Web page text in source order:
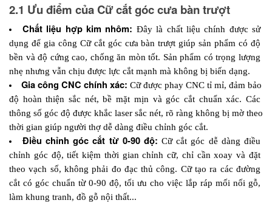
2.1 Ưu điểm của Cữ cắt góc cưa bàn trượt
Chất liệu hợp kim nhôm: Đây là chất liệu chính được sử
dụng để gia công Cữ cắt góc cưa bàn trượt giúp sản phẩm có độ
bền và độ cứng cao, chống ăn mòn tốt. Sản phẩm có trọng lượng
nhẹ nhưng vẫn chịu được lực cắt mạnh mà không bị biến dạng.
Gia công CNC chính xác: Cữ được phay CNC tỉ mỉ, đảm bảo
độ hoàn thiện sắc nét, bề mặt mịn và góc cắt chuẩn xác. Các
thông số góc độ được khắc laser sắc nét, rõ ràng không bị mờ theo
thời gian giúp người thợ dễ dàng điều chỉnh góc cắt.
Điều chỉnh góc cắt từ 0-90 độ: Cữ cắt góc dễ dàng điều
chỉnh góc độ, tiết kiệm thời gian chỉnh cữ, chỉ cần xoay và đặt
theo vạch số, không phải đo đạc thủ công. Cữ tạo ra các đường
cắt có góc chuẩn từ 0-90 độ, tối ưu cho việc lắp ráp mối nối gỗ,
làm khung tranh, đồ gỗ nội thất...